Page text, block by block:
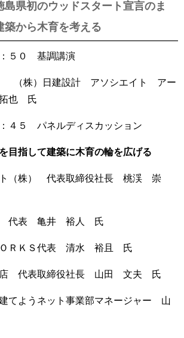
県初のウッドスタート宣言のま
築から木育を考える
：５０ 基調講演
（株）日建設計 アソシエイト アー
也 氏
４５ パネルディスカッション
目指して建築に木育の輪を広げる
ト（株） 代表取締役社長 桃渓 崇
代表 亀井 裕人 氏
ＯＲＫＳ代表 清水 裕且 氏
店 代表取締役社長 山田 文夫 氏
ようネット事業部マネージャー 山